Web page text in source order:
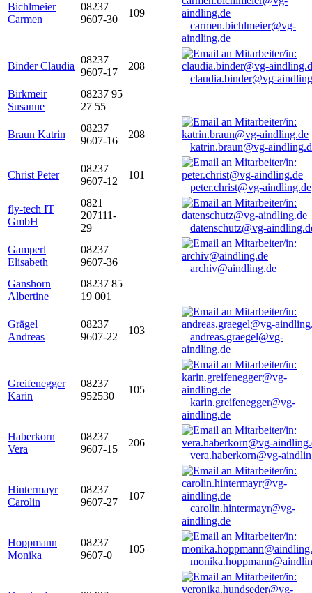
Bichlmeier
Carmen
08237
9607-30
109
carmen.bichlmeier@vg-
aindling.de
Binder Claudia
08237
9607-17
208
claudia.binder@vg-
Birkmeir
Susanne
08237 95
27 55
Braun Katrin
08237
9607-16
208
katrin.braun@vg-
Christ Peter
08237
9607-12
101
peter.christ@vg-aindling.de
fly-tech IT
GmbH
0821
207111-
29
datenschutz@vg-
Gamperl
Elisabeth
08237
9607-36
archiv@aindling.de
Ganshorn
Albertine
08237 85
19 001
Grägel
Andreas
08237
9607-22
103
andreas.graegel@vg-
aindling.de
Greifenegger
Karin
08237
952530
105
karin.greifenegger@vg-
aindling.de
Haberkorn
Vera
08237
9607-15
206
vera.haberkorn@vg-
Hintermayr
Carolin
08237
9607-27
107
carolin.hintermayr@vg-
aindling.de
Hoppmann
Monika
08237
9607-0
105